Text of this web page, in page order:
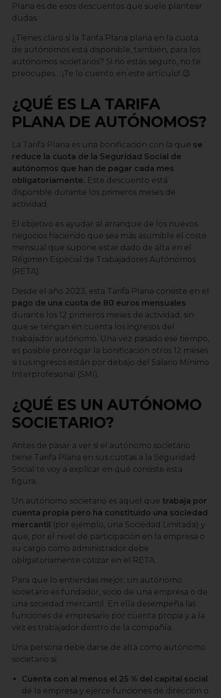
Plana es de esos descuentos que suele plantear
dudas.
¿Tienes claro si la Tarifa Plana plana en la cuota
de autónomos está disponible, también, para los
autónomos societarios? Si no estás seguro, no te
preocupes… ¡Te lo cuento en este artículo! 😉
¿QUÉ ES LA TARIFA
PLANA DE AUTÓNOMOS?
La Tarifa Plana es una bonificación con la que se
reduce la cuota de la Seguridad Social de
autónomos que han de pagar cada mes
obligatoriamente. Este descuento está
disponible durante los primeros meses de
actividad.
El objetivo es ayudar al arranque de los nuevos
negocios haciendo que sea más asumible el coste
mensual que supone estar dado de alta en el
Régimen Especial de Trabajadores Autónomos
(RETA).
Desde el año 2023, esta Tarifa Plana consiste en el
pago de una cuota de 80 euros mensuales
durante los 12 primeros meses de actividad, sin
que se tengan en cuenta los ingresos del
trabajador autónomo. Una vez pasado ese tiempo,
es posible prorrogar la bonificación otros 12 meses
si tus ingresos están por debajo del Salario Mínimo
Interprofesional (SMI).
¿QUÉ ES UN AUTÓNOMO
SOCIETARIO?
Antes de pasar a ver si el autónomo societario
tiene Tarifa Plana en sus cuotas a la Seguridad
Social te voy a explicar en qué consiste esta
figura.
Un autónomo societario es aquel que trabaja por
cuenta propia pero ha constituido una sociedad
mercantil (por ejemplo, una Sociedad Limitada) y
que, por el nivel de participación en la empresa o
su cargo como administrador debe
obligatoriamente cotizar en el RETA.
Para que lo entiendas mejor: un autónomo
societario es fundador, socio de una empresa o de
una sociedad mercantil. En ella desempeña las
funciones de empresario por cuenta propia y a la
vez es trabajador dentro de la compañía.
Una persona debe darse de alta como autónomo
societario si:
Cuenta con al menos el 25 % del capital social
de la empresa y ejerce funciones de dirección o